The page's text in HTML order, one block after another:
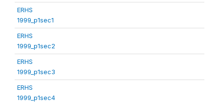
ERHS
1999_p1sec1
ERHS
1999_p1sec2
ERHS
1999_p1sec3
ERHS
1999_p1sec4